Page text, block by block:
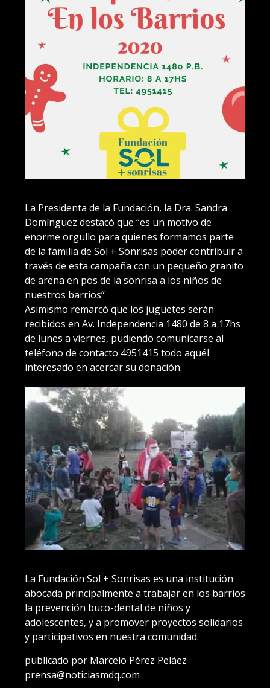
La Presidenta de la Fundación, la Dra. Sandra
Domínguez destacó que “es un motivo de
enorme orgullo para quienes formamos parte
de la familia de Sol + Sonrisas poder contribuir a
través de esta campaña con un pequeño granito
de arena en pos de la sonrisa a los niños de
nuestros barrios”
Asimismo remarcó que los juguetes serán
recibidos en Av. Independencia 1480 de 8 a 17hs
de lunes a viernes, pudiendo comunicarse al
teléfono de contacto 4951415 todo aquél
interesado en acercar su donación.
La Fundación Sol + Sonrisas es una institución
abocada principalmente a trabajar en los barrios
la prevención buco-dental de niños y
adolescentes, y a promover proyectos solidarios
y participativos en nuestra comunidad.
publicado por Marcelo Pérez Peláez
prensa@noticiasmdq.com